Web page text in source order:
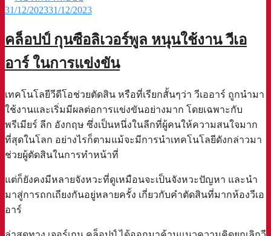
31/12/202331/12/2023
คล็อปป์ กุนซือลิเวอร์พูล หนุนใช้งาน วีเอ
อาร์ ในการแข่งขัน
เทคโนโลยีวีดีโอช่วยตัดสิน หรือที่เรียกสั้นๆว่า วีเออาร์ ถูกนำมา
ใช้งานและเริ่มมีผลต่อการแข่งขันอย่างมาก โดยเฉพาะกับ
พรีเมียร์ ลีก อังกฤษ ซึ่งเป็นหนึ่งในลีกที่ผู้คนให้ความสนใจมาก
ที่สุดในโลก อย่างไรก็ตามแม้จะมีการนำเทคโนโลยีดังกล่าวมา
ช่วยผู้ตัดสินในการทำหน้าที่
แต่ก็ยังคงมีหลายจังหวะที่ดูเหมือนจะเป็นจังหวะปัญหา และนำ
มาสู่การถกเถียงกันอยู่หลายครั้ง เกี่ยวกับคำตัดสินที่มากห้องวีเอ
อาร์